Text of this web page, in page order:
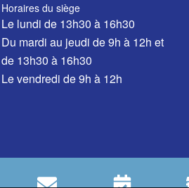
Horaires du siège
Le lundi de 13h30 à 16h30
Du mardi au jeudi de 9h à 12h et
de 13h30 à 16h30
Le vendredi de 9h à 12h
de communes Aumale